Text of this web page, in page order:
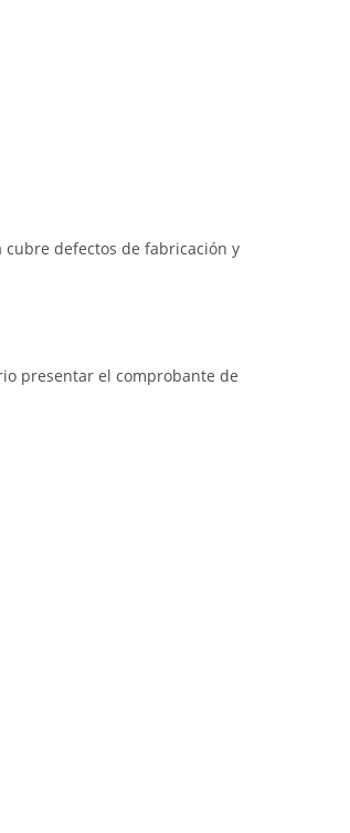
defectos de fabricación y
presentar el comprobante de